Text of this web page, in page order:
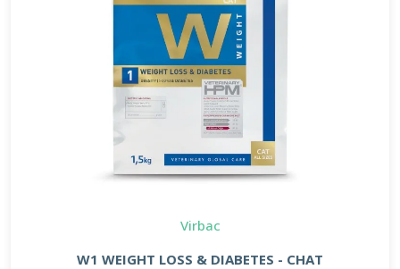
Virbac
W1 WEIGHT LOSS & DIABETES - CHAT